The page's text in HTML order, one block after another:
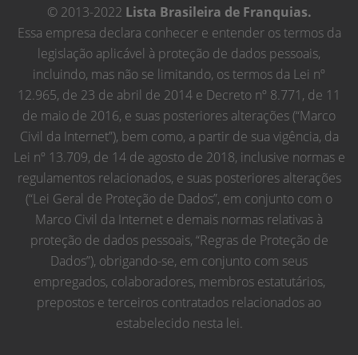
© 2013-2022 Lista Brasileira de Franquias.
Essa empresa declara conhecer e entender os termos da
legislação aplicável à proteção de dados pessoais,
incluindo, mas não se limitando, os termos da Lei nº
12.965, de 23 de abril de 2014 e Decreto nº 8.771, de 11
de maio de 2016, e suas posteriores alterações (“Marco
Civil da Internet”), bem como, a partir de sua vigência, da
Lei nº 13.709, de 14 de agosto de 2018, inclusive normas e
regulamentos relacionados, e suas posteriores alterações
(“Lei Geral de Proteção de Dados”, em conjunto com o
Marco Civil da Internet e demais normas relativas à
proteção de dados pessoais, “Regras de Proteção de
Dados”), obrigando-se, em conjunto com seus
empregados, colaboradores, membros estatutários,
prepostos e terceiros contratados relacionados ao
estabelecido nesta lei.